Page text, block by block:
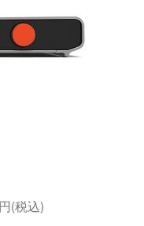
(税込)